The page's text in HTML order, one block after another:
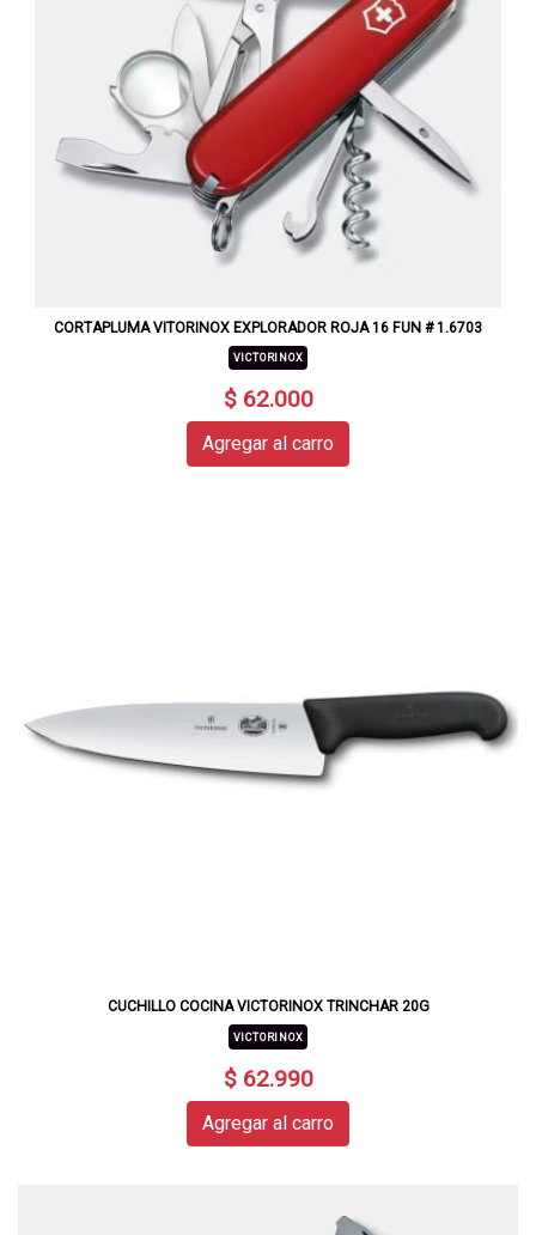
CORTAPLUMA VITORINOX EXPLORADOR ROJA 16 FUN # 1.6703
VICTORINOX
$ 62.000
Agregar al carro
CUCHILLO COCINA VICTORINOX TRINCHAR 20G
VICTORINOX
$ 62.990
Agregar al carro